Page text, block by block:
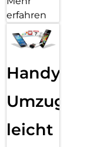
erfahren
Handy
Umzug
leicht